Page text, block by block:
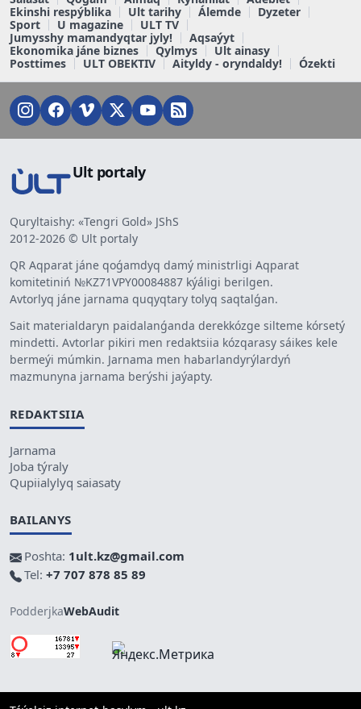
Ekinshi respýblika
Ult tarihy Álemde
Dyzeter
Sport
U magazine
ULT TV
Jumysshy mamandyqtar jyly!
Aqsaýyt
Ekonomika jáne biznes
Qylmys
Ult ainasy
Posttimes
ULT OBEKTIV Aityldy - oryndaldy! Ózekti
Ult portaly
Quryltaishy: «Tengri Gold» JShS
2012-2026 © Ult portaly
QR Aqparat jáne qoǵamdyq damý ministrligi Aqparat
komitetiniń №KZ71VPY00084887 kýáligi berilgen.
Avtorlyq jáne jarnama quqyqtary tolyq saqtalǵan.
Sait materialdaryn paidalanǵanda derekkózge silteme kórsetý
mindetti. Avtorlar pikiri men redaktsiia kózqarasy sáikes kele
bermeýi múmkin. Jarnama men habarlandyrýlardyń
mazmunyna jarnama berýshi jaýapty.
REDAKTSIIA
Jarnama
Joba týraly
Qupiialylyq saiasaty
BAILANYS
Poshta: 1ult.kz@gmail.com
Tel: +7 707 878 85 89
PodderjkaWebAudit